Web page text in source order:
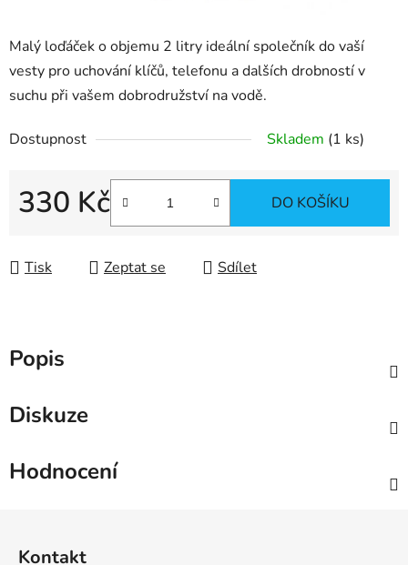
Malý loďáček o objemu 2 litry ideální společník do vaší
vesty pro uchování klíčů, telefonu a dalších drobností v
suchu při vašem dobrodružství na vodě.
Dostupnost Skladem (1 ks)
330 Kč DO KOŠÍKU
Tisk Zeptat se Sdílet
Popis
Diskuze
Hodnocení
Kontakt